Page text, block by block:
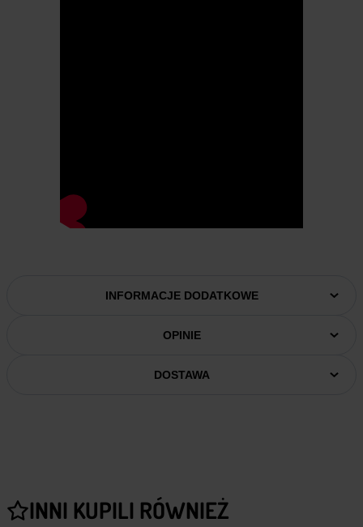
INFORMACJE DODATKOWE
OPINIE
DOSTAWA
INNI KUPILI RÓWNIEŻ